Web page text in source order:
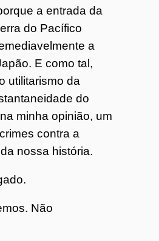
a entrada da
do Pacífico
a
E como tal,
utilitarismo da
do
minha opinião, um
contra a
nossa história.
Não